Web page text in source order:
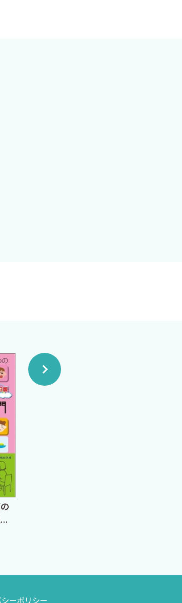
社会的）にア
で起きてい
の意味で，本
正しいでしょ
率的に1/6で
いています．
して1歩前に
ーポリシー